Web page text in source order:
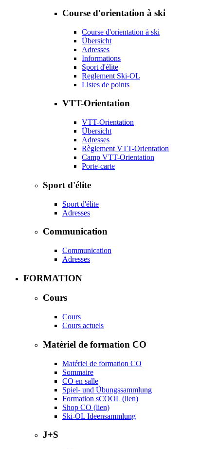
Course d'orientation à ski
Course d'orientation à ski
Übersicht
Adresses
Informations
Sport d'élite
Reglement Ski-OL
Listes de points
VTT-Orientation
VTT-Orientation
Übersicht
Adresses
Règlement VTT-Orientation
Camp VTT-Orientation
Porte-carte
Sport d'élite
Sport d'élite
Adresses
Communication
Communication
Adresses
FORMATION
Cours
Cours
Cours actuels
Matériel de formation CO
Matériel de formation CO
Sommaire
CO en salle
Spiel- und Übungssammlung
Formation sCOOL (lien)
Shop CO (lien)
Ski-OL Ideensammlung
J+S